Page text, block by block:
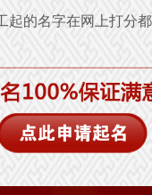
起的名字在网上打分